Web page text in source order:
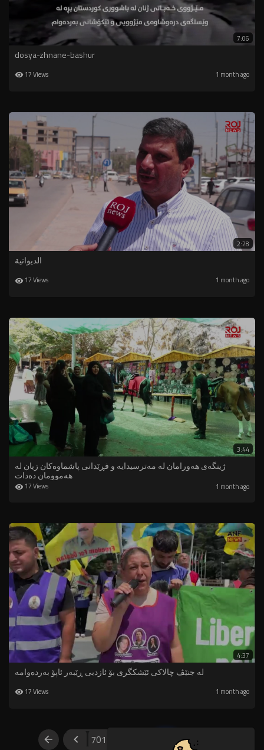
7:06
dosya-zhnane-bashur
17 Views 1 month ago
2:28
الديوانية
17 Views 1 month ago
3:44
ژینگه‌ی هەورامان له ‌مه‌ترسیدایه‌ و فڕێدانى پاشماوه‌كان زیان له
‌هه‌موومان ده‌دات
17 Views 1 month ago
4:37
لە جنێڤ چالاکی ئێشکگری بۆ ئازدیی ڕێبەر ئاپۆ بەردەوامە
17 Views 1 month ago
701